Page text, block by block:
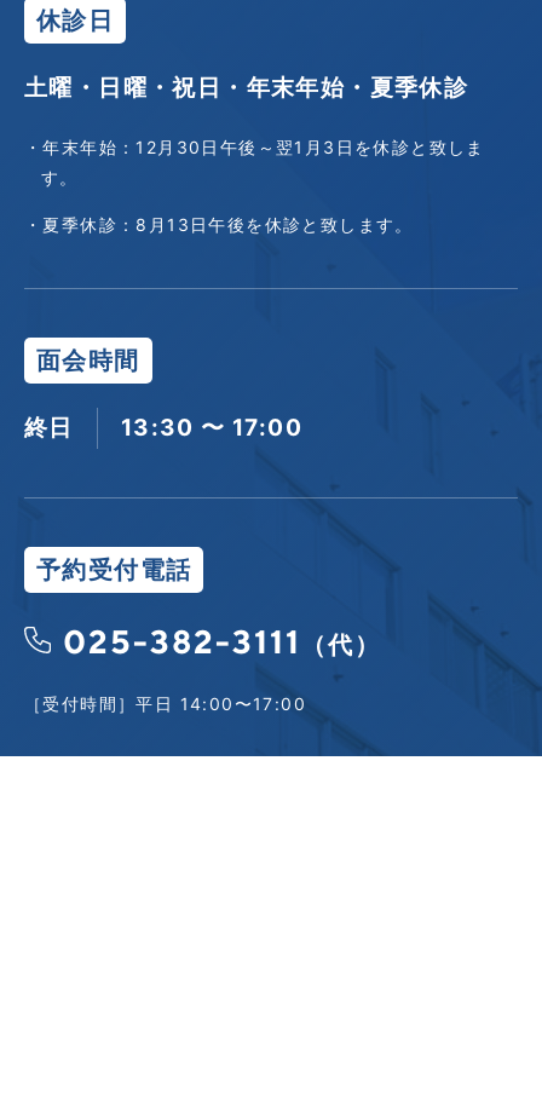
休診日
土曜・日曜・祝日・年末年始・夏季休診
・年末年始：12月30日午後～翌1月3日を休診と致しま
す。
・夏季休診：8月13日午後を休診と致します。
面会時間
終日 13:30 〜 17:00
予約受付電話
025-382-3111 （代）
［受付時間］平日 14:00〜17:00